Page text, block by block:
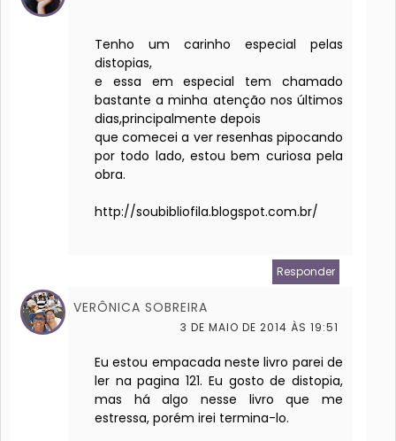
Tenho um carinho especial pelas
distopias,
e essa em especial tem chamado
bastante a minha atenção nos últimos
dias,principalmente depois
que comecei a ver resenhas pipocando
por todo lado, estou bem curiosa pela
obra.
http://soubibliofila.blogspot.com.br/
Responder
VERÔNICA SOBREIRA
3 DE MAIO DE 2014 ÀS 19:51
Eu estou empacada neste livro parei de
ler na pagina 121. Eu gosto de distopia,
mas há algo nesse livro que me
estressa, porém irei termina-lo.